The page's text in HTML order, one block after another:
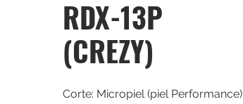
RDX-13P
(CREZY)
Corte: Micropiel (piel Performance)